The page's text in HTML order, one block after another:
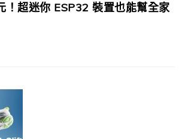
！超迷你 ESP32 裝置也能幫全家